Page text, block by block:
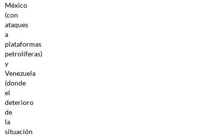
México
(con
ataques
a
plataformas
petrolíferas)
y
Venezuela
(donde
el
deterioro
de
la
situación